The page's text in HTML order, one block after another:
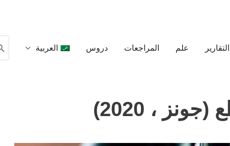
التقارير علم المراجعات دروس العربية
، 2020)